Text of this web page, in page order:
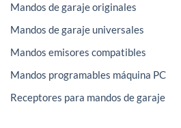
Mandos de garaje originales
Mandos de garaje universales
Mandos emisores compatibles
Mandos programables máquina PC
Receptores para mandos de garaje